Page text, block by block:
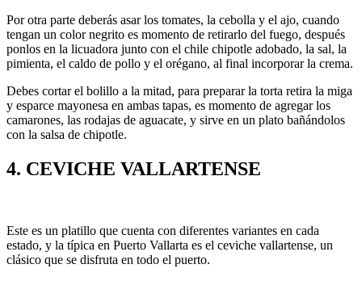
Por otra parte deberás asar los tomates, la cebolla y el ajo, cuando
tengan un color negrito es momento de retirarlo del fuego, después
ponlos en la licuadora junto con el chile chipotle adobado, la sal, la
pimienta, el caldo de pollo y el orégano, al final incorporar la crema.
Debes cortar el bolillo a la mitad, para preparar la torta retira la miga
y esparce mayonesa en ambas tapas, es momento de agregar los
camarones, las rodajas de aguacate, y sirve en un plato bañándolos
con la salsa de chipotle.
4. CEVICHE VALLARTENSE
Este es un platillo que cuenta con diferentes variantes en cada
estado, y la típica en Puerto Vallarta es el ceviche vallartense, un
clásico que se disfruta en todo el puerto.